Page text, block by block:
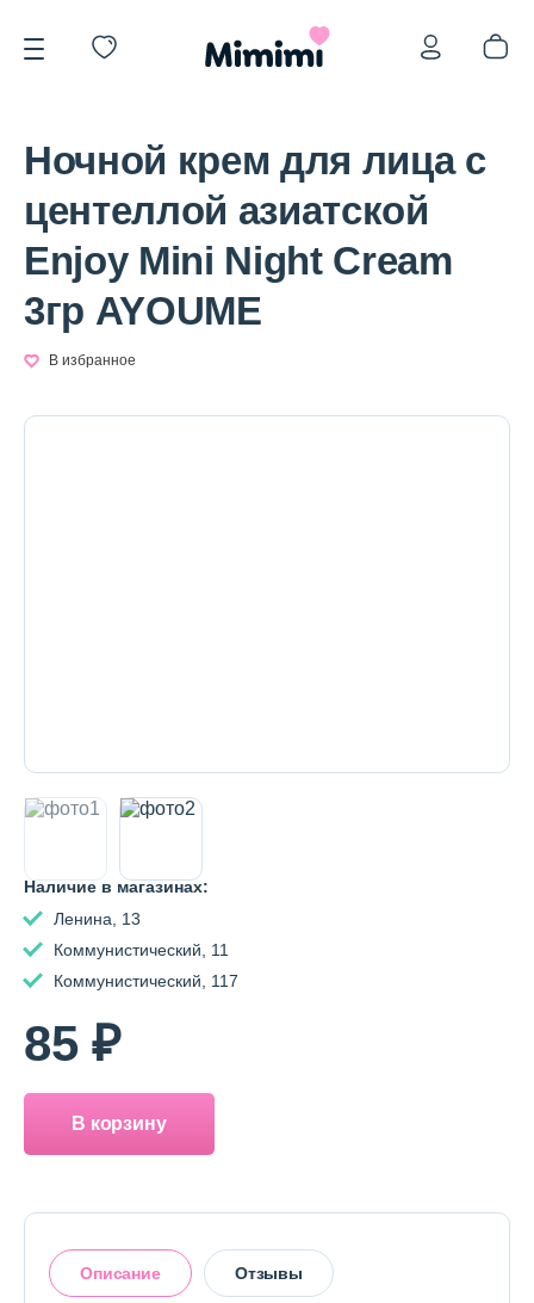
*OVERSTOCK -30%
Уход за лицом
Наборы
Аксессуары
Бытовая химия
Доставка и оплата
Контактная информация
Ночной крем для лица с
центеллой азиатской
Enjoy Mini Night Cream
3гр AYOUME
В избранное
Наличие в магазинах:
Ленина, 13
Коммунистический, 11
Коммунистический, 117
85 ₽
В корзину
Описание Отзывы